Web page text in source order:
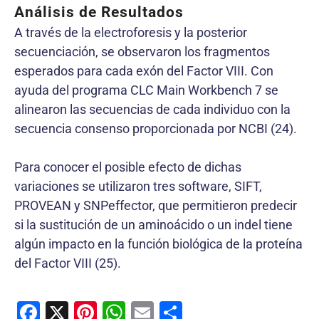
Análisis de Resultados
A través de la electroforesis y la posterior
secuenciación, se observaron los fragmentos
esperados para cada exón del Factor VIII. Con
ayuda del programa CLC Main Workbench 7 se
alinearon las secuencias de cada individuo con la
secuencia consenso proporcionada por NCBI (24).
Para conocer el posible efecto de dichas
variaciones se utilizaron tres software, SIFT,
PROVEAN y SNPeffector, que permitieron predecir
si la sustitución de un aminoácido o un indel tiene
algún impacto en la función biológica de la proteína
del Factor VIII (25).
F
X
Pi W E